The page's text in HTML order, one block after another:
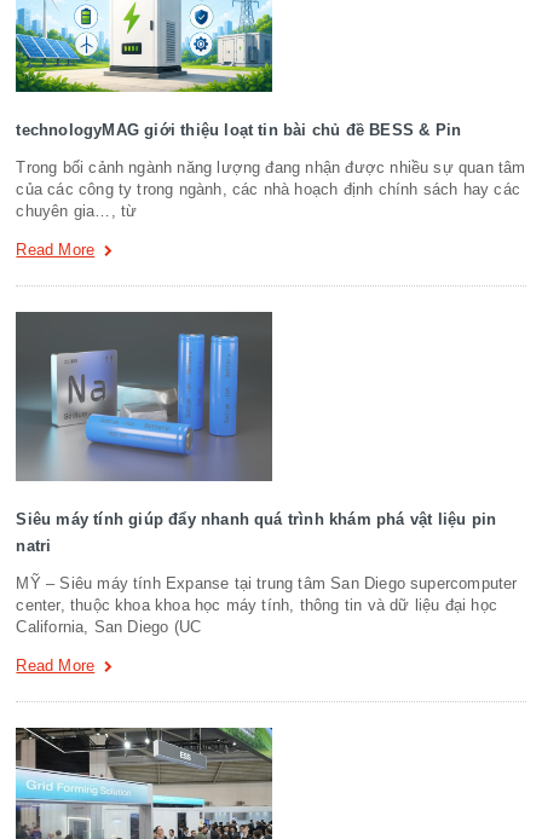
technologyMAG giới thiệu loạt tin bài chủ đề BESS & Pin
Trong bối cảnh ngành năng lượng đang nhận được nhiều sự quan tâm
của các công ty trong ngành, các nhà hoạch định chính sách hay các
chuyên gia…, từ
Read More
Siêu máy tính giúp đẩy nhanh quá trình khám phá vật liệu pin
natri
MỸ – Siêu máy tính Expanse tại trung tâm San Diego supercomputer
center, thuộc khoa khoa học máy tính, thông tin và dữ liệu đại học
California, San Diego (UC
Read More